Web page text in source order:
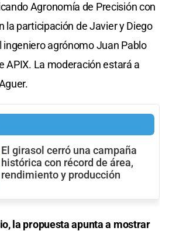
Agronomía de Precisión con
la participación de Javier y Diego
ingeniero agrónomo Juan Pablo
APIX. La moderación estará a
El girasol cerró una campaña
histórica con récord de área,
rendimiento y producción
la propuesta apunta a mostrar